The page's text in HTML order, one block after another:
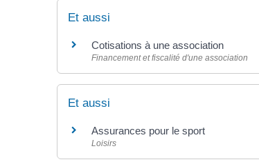
Et aussi
Cotisations à une association
Financement et fiscalité d'une association
Et aussi
Assurances pour le sport
Loisirs